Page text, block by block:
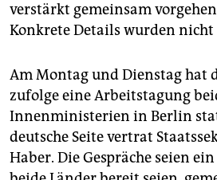
verstärkt gemeinsam
Konkrete Details wurden
Am Montag und Dienstag hat
zufolge eine Arbeitstagung
Innenministerien in Berlin
deutsche Seite vertrat
Haber. Die Gespräche seien